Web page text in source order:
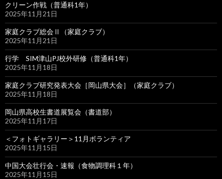
クリーン作戦（普通科1年）
2025年11月21日
家庭クラブ総会Ⅱ（家庭クラブ）
2025年11月21日
行学 SIM津山PJ校外研修（普通科1年）
2025年11月18日
家庭クラブ研究発表大会［岡山県大会］（家庭クラブ）
2025年11月18日
岡山県高校生書道展覧会（書道部）
2025年11月17日
＜フォトギャラリー＞11月ボランティア
2025年11月15日
中国大会壮行会・速報（食物調理科１年）
2025年11月15日